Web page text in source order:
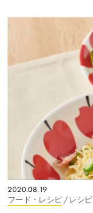
2020.08.19
フード・レシピ / レシピ